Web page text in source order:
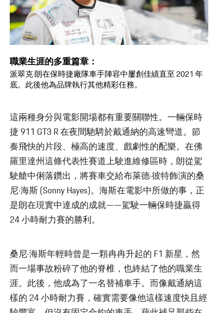
職業生涯的多重篇章：
派翠克·朗在保時捷廠隊車手陣容中屢創佳績直至 2021 年
底。此後他為品牌執行其他精彩任務。
這兩種身分與電影開場都有重要關聯性。一輛保時
捷 911 GT3 R 在夜間馳騁於戴通納的高速彎道。節
奏飛快的片段、極高的速度、戲劇性的配樂。在佛
羅里達州這條代表性賽道上駛進維修區時，朗從駕
駛艙中俐落鑽出，將賽車交給布萊德·彼特飾演的桑
尼·海斯 (Sonny Hayes)。海斯在電影中所做的事，正
是朗在現實中達成的成就——駕駛一輛保時捷贏得
24 小時耐力賽的勝利。
桑尼·海斯年輕時曾是一顆冉冉升起的 F1 新星，然
而一場事故粉碎了他的脊椎，也終結了他的職業生
涯。此後，他成為了一名替補車手。而像戴通納這
樣的 24 小時耐力賽，確實需要像他這樣速度快且經